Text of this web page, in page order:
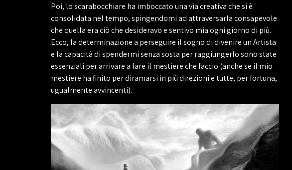
Poi, lo scarabocchiare ha imboccato una via creativa che si è
consolidata nel tempo, spingendomi ad attraversarla consapevole
che quella era ciò che desideravo e sentivo mia ogni giorno di più.
Ecco, la determinazione a perseguire il sogno di divenire un Artista
e la capacità di spendermi senza sosta per raggiungerlo sono state
essenziali per arrivare a fare il mestiere che faccio (anche se il mio
mestiere ha finito per diramarsi in più direzioni e tutte, per fortuna,
ugualmente avvincenti).